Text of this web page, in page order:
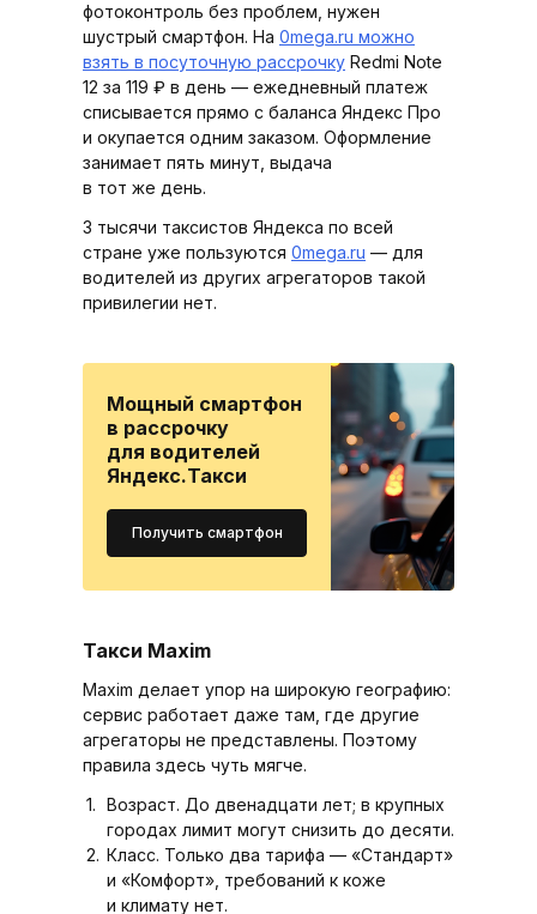
фотоконтроль без проблем, нужен
шустрый смартфон. На 0mega.ru можно
взять в посуточную рассрочку Redmi Note
12 за 119 ₽ в день — ежедневный платеж
списывается прямо с баланса Яндекс Про
и окупается одним заказом. Оформление
занимает пять минут, выдача
в тот же день.
3 тысячи таксистов Яндекса по всей
стране уже пользуются 0mega.ru — для
водителей из других агрегаторов такой
привилегии нет.
Мощный смартфон
в рассрочку
для водителей
Яндекс.Такси
Получить смартфон
Такси Maxim
Maxim делает упор на широкую географию:
сервис работает даже там, где другие
агрегаторы не представлены. Поэтому
правила здесь чуть мягче.
Возраст. До двенадцати лет; в крупных
городах лимит могут снизить до десяти.
Класс. Только два тарифа — «Стандарт»
и «Комфорт», требований к коже
и климату нет.